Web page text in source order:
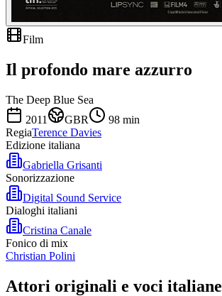
Film
Il profondo mare azzurro
The Deep Blue Sea
2011
GBR 98 min
RegiaTerence Davies
Edizione italiana
Gabriella Grisanti
Sonorizzazione
Digital Sound Service
Dialoghi italiani
Cristina Canale
Fonico di mix
Christian Polini
Attori originali e voci italiane